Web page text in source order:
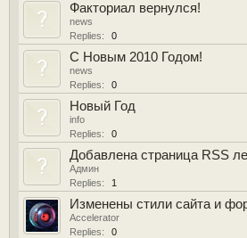
Факториал вернулся!
news
Replies:
0
С Новым 2010 Годом!
news
Replies:
0
Новый Год
info
Replies:
0
Добавлена страница RSS
Админ
Replies:
1
Изменены стили сайта и
Accelerator
Replies:
0